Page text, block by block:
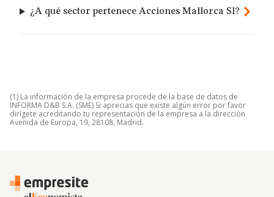
¿A qué sector pertenece Acciones Mallorca Sl?
(1) La información de la empresa procede de la base de datos de
INFORMA D&B S.A. (SME) Si aprecias que existe algún error por favor
dirígete acreditando tu representación de la empresa a la dirección
Avenida de Europa, 19, 28108, Madrid.